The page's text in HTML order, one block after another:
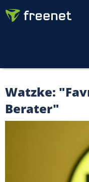
Watzke:
Berater"